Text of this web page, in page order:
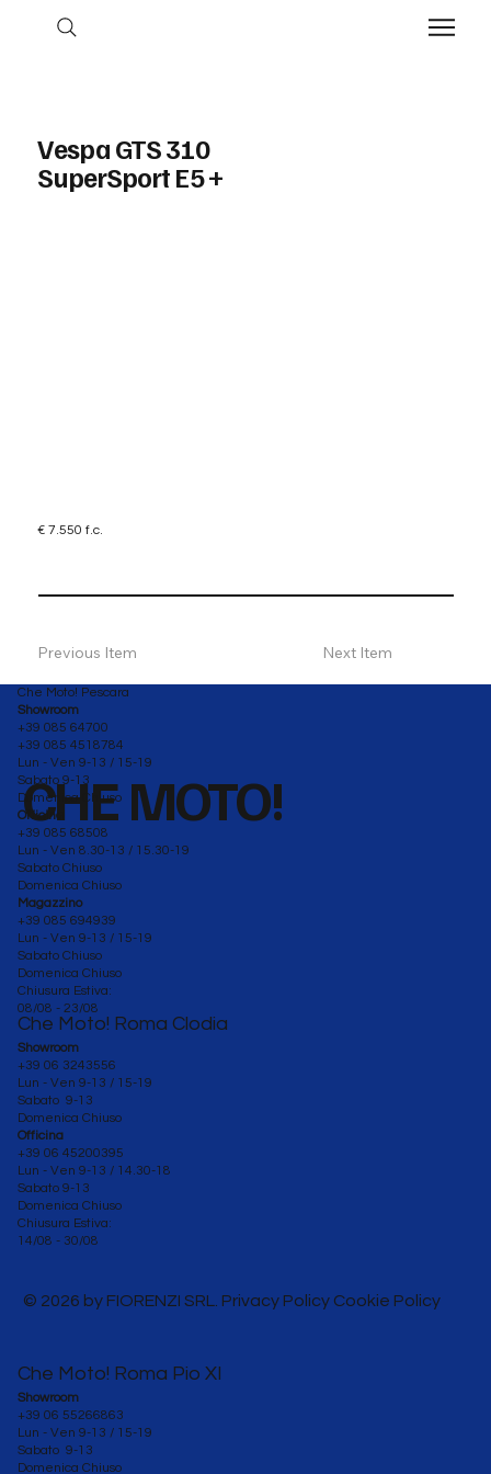
Vespa GTS 310
SuperSport E5 +
€ 7.550 f.c.
Previous Item Next Item
CHE MOTO!
Che Moto! Roma Clodia
Showroom
+39 06 3243556
Lun - Ven 9-13 / 15-19
Sabato 9-13
Domenica Chiuso
Officina
+39 06 45200395
Lun - Ven 9-13 / 14.30-18
Sabato 9-13
Domenica Chiuso
Chiusura Estiva:
14/08 - 30/08
Che Moto! Roma Pio XI
Showroom
+39 06 55266863
Lun - Ven 9-13 / 15-19
Sabato 9-13
Domenica Chiuso
Che Moto! Pescara
Showroom
+39 085 64700
+39 085 4518784
Lun - Ven 9-13 / 15-19
Sabato 9-13
Domenica Chiuso
Officina
+39 085 68508
Lun - Ven 8.30-13 / 15.30-19
Sabato Chiuso
Domenica Chiuso
Magazzino
+39 085 694939
Lun - Ven 9-13 / 15-19
Sabato Chiuso
Domenica Chiuso
Chiusura Estiva:
08/08 - 23/08
© 2026 by FIORENZI SRL. Privacy Policy Cookie Policy